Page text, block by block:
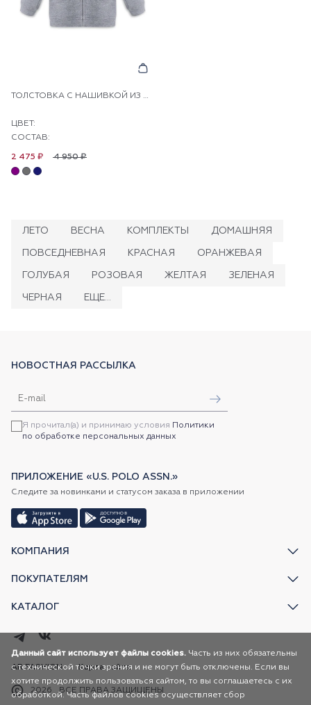
ТОЛСТОВКА С НАШИВКОЙ ИЗ ПАЙЕТОК ДЛЯ ДЕВОЧЕК U.S. POLO ASSN. ИЗ ХЛОПКА СТАНЕТ СТИЛЬНЫМ ДОПОЛНЕНИЕМ ПОВСЕДНЕВНОГО ГАРДЕРОБА. НАТУРАЛЬНЫЙ ХЛОПОК ОБЕСПЕЧИВАЕТ КОМФОРТ В ТЕЧЕНИЕ ДНЯ. ЛАКОНИЧНЫЙ ДИЗАЙН ДЕЛАЕТ ИЗДЕЛИЕ УНИВЕРСАЛЬНЫМ ДЛЯ РАЗНЫХ СОЧЕТАНИЙ.
ЦВЕТ:
СОСТАВ:
4 950 ₽
2 475 ₽
ЛЕТО ВЕСНА КОМПЛЕКТЫ ДОМАШНЯЯ
ПОВСЕДНЕВНАЯ КРАСНАЯ ОРАНЖЕВАЯ
ГОЛУБАЯ РОЗОВАЯ ЖЕЛТАЯ ЗЕЛЕНАЯ
ЧЕРНАЯ ЕЩЕ...
КОМПАНИЯ
ПОКУПАТЕЛЯМ
КАТАЛОГ
НОВОСТНАЯ РАССЫЛКА
Я прочитал(а) и принимаю условия
Политики
по обработке персональных данных
ПРИЛОЖЕНИЕ «U.S. POLO ASSN.»
Следите за новинками и статусом заказа в приложении
2026 ВСЕ ПРАВА ЗАЩИЩЕНЫ
AR FASHION Карта сайта
Данный сайт использует файлы cookies. Часть из них обязательны
с технической точки зрения и не могут быть отключены. Если вы
хотите продолжить пользоваться сайтом, то вы соглашаетесь с их
обработкой. Часть файлов cookies осуществляет сбор